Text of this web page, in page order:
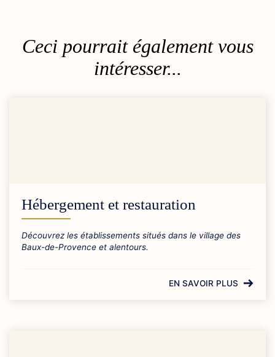
Ceci pourrait également vous
intéresser...
Hébergement et restauration
Découvrez les établissements situés dans le village des
Baux-de-Provence et alentours.
EN SAVOIR PLUS